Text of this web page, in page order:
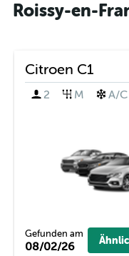
Roissy-en-
Citroen C1
2
M A/C
Gefunden am
08/02/26